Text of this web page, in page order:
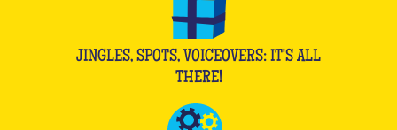
JINGLES, SPOTS, VOICEOVERS: IT'S ALL
THERE!